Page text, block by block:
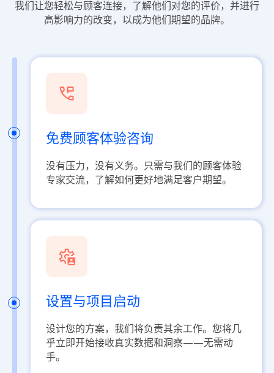
我们让您轻松与顾客连接，了解他们对您的评价，并进行
高影响力的改变，以成为他们期望的品牌。
免费顾客体验咨询
没有压力，没有义务。只需与我们的顾客体验
专家交流，了解如何更好地满足客户期望。
设置与项目启动
设计您的方案，我们将负责其余工作。您将几
乎立即开始接收真实数据和洞察——无需动
手。